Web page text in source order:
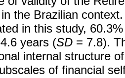
the Brazilian
in this study,
years (SD = 7.8).
internal structure
of financial